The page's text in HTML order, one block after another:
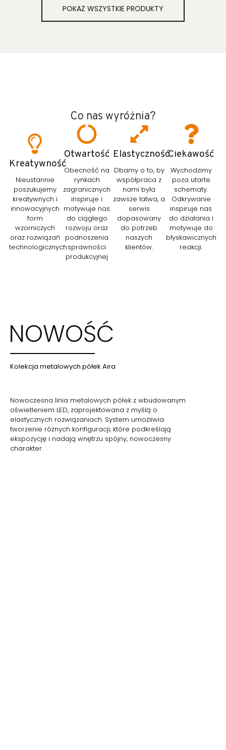
POKAŻ WSZYSTKIE PRODUKTY
Co nas wyróżnia?
Kreatywność
Nieustannie
poszukujemy
kreatywnych i
innowacyjnych
form
wzorniczych
oraz rozwiązań
technologicznych
Otwartość
Obecność na
rynkach
zagranicznych
inspiruje i
motywuje nas
do ciągłego
rozwoju oraz
podnoszenia
sprawności
produkcyjnej
Elastyczność
Dbamy o to, by
współpraca z
nami była
zawsze łatwa, a
serwis
dopasowany
do potrzeb
naszych
klientów.
Ciekawość
Wychodzimy
poza utarte
schematy.
Odkrywanie
inspiruje nas
do działania i
motywuje do
błyskawicznych
reakcji.
NOWOŚĆ
Kolekcja metalowych półek Aira
Nowoczesna linia metalowych półek z wbudowanym
oświetleniem LED, zaprojektowana z myślą o
elastycznych rozwiązaniach. System umożliwia
tworzenie różnych konfiguracji, które podkreślają
ekspozycję i nadają wnętrzu spójny, nowoczesny
charakter.